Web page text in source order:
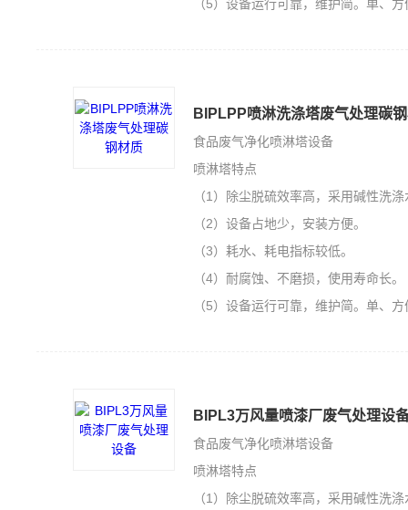
（5）设备运行可靠，维护简。单、方
BIPLPP喷淋洗涤塔废气处理碳
食品废气净化喷淋塔设备
喷淋塔特点
（1）除尘脱硫效率高，采用碱性洗
（2）设备占地少，安装方便。
（3）耗水、耗电指标较低。
（4）耐腐蚀、不磨损，使用寿命长。
（5）设备运行可靠，维护简。单、方
BIPL3万风量喷漆厂废气处理设
食品废气净化喷淋塔设备
喷淋塔特点
（1）除尘脱硫效率高，采用碱性洗